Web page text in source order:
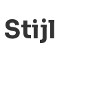
Stijl